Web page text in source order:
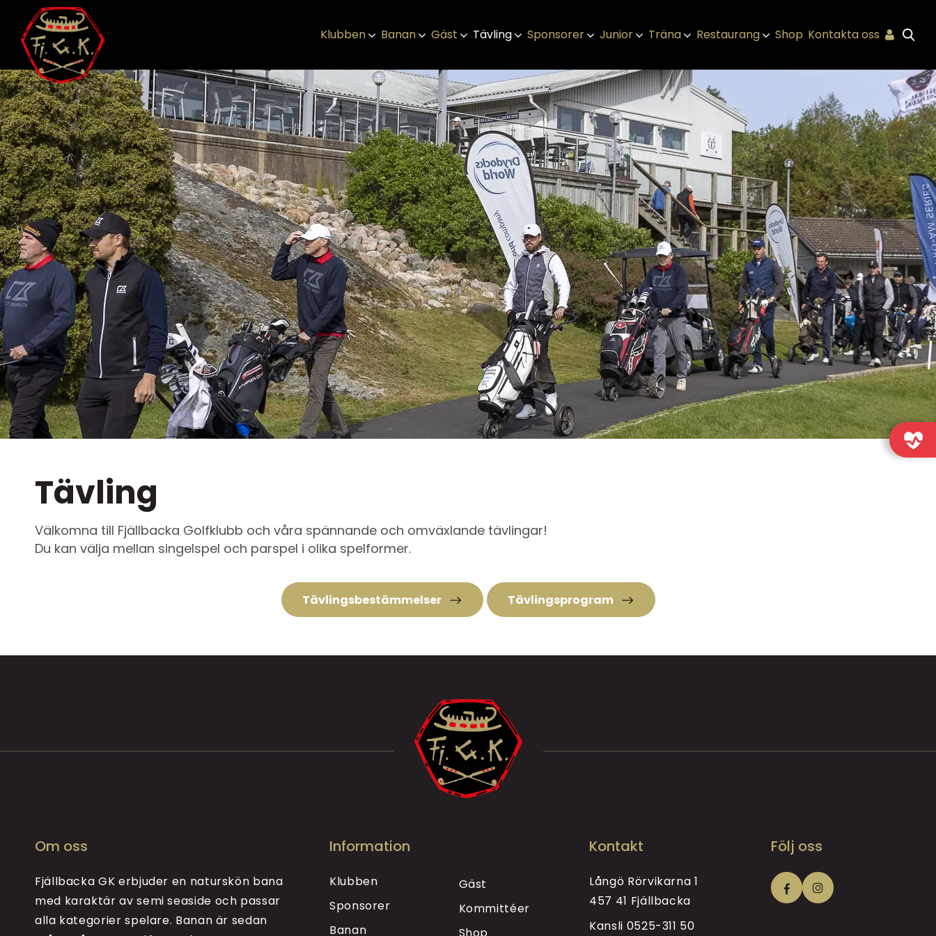
Klubben Banan Gäst Tävling Sponsorer Junior Träna Restaurang Shop Kontakta oss
Tävling
Välkomna till Fjällbacka Golfklubb och våra spännande och omväxlande tävlingar!
Du kan välja mellan singelspel och parspel i olika spelformer.
Tävlingsbestämmelser Tävlingsprogram
Om oss
Fjällbacka GK erbjuder en naturskön bana
med karaktär av semi seaside och passar
alla kategorier spelare. Banan är sedan
Information
Klubben
Sponsorer
Banan
Gäst
Kommittéer
Shop
Kontakt
Långö Rörvikarna 1
457 41 Fjällbacka
Kansli 0525-311 50
Följ oss